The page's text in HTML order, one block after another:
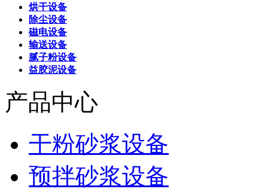
烘干设备
除尘设备
磁电设备
输送设备
腻子粉设备
益胶泥设备
产品中心
干粉砂浆设备
预拌砂浆设备